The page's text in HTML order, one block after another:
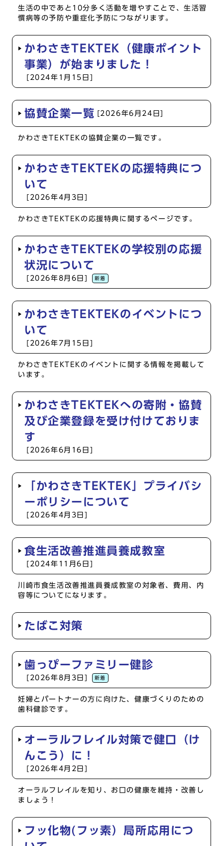
生活の中であと10分多く活動を増やすことで、生活習
慣病等の予防や重症化予防につながります。
かわさきTEKTEK（健康ポイント
事業）が始まりました！
[2024年1月15日]
協賛企業一覧 [2026年6月24日]
かわさきTEKTEKの協賛企業の一覧です。
かわさきTEKTEKの応援特典につ
いて
[2026年4月3日]
かわさきTEKTEKの応援特典に関するページです。
かわさきTEKTEKの学校別の応援
状況について
[2026年8月6日] 新着
かわさきTEKTEKのイベントにつ
いて
[2026年7月15日]
かわさきTEKTEKのイベントに関する情報を掲載して
います。
かわさきTEKTEKへの寄附・協賛
及び企業登録を受け付けておりま
す
[2026年6月16日]
「かわさきTEKTEK」プライバシ
ーポリシーについて
[2026年4月3日]
食生活改善推進員養成教室
[2024年11月6日]
川崎市食生活改善推進員養成教室の対象者、費用、内
容等についてになります。
たばこ対策
歯っぴーファミリー健診
[2026年8月3日] 新着
妊婦とパートナーの方に向けた、健康づくりのための
歯科健診です。
オーラルフレイル対策で健口（け
んこう）に！
[2026年4月2日]
オーラルフレイルを知り、お口の健康を維持・改善し
ましょう！
フッ化物(フッ素）局所応用につ